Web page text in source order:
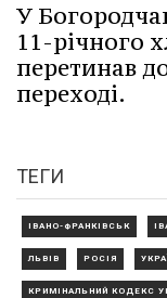
У
11-річного
перетинав
переході.
ТЕГИ
ІВАНО-ФРАНКІВСЬК
ЛЬВІВ РОСІЯ
КРИМІНАЛЬНИЙ КОДЕКС